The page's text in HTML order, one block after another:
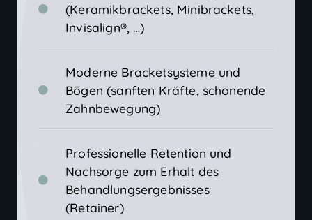
(Keramikbrackets, Minibrackets,
Invisalign®, …)
Moderne Bracketsysteme und
Bögen (sanften Kräfte, schonende
Zahnbewegung)
Professionelle Retention und
Nachsorge zum Erhalt des
Behandlungsergebnisses
(Retainer)